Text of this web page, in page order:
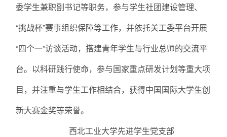
委学生兼职副书记等职务，参与学生社团建设管理、
“挑战杯”赛事组织保障等工作，并依托关工委平台开展
“四个一”访谈活动，搭建青年学生与行业总师的交流平
台。以科研践行使命，参与国家重点研发计划等重大项
目，并注重与学生工作相结合，获得中国国际大学生创
新大赛金奖等荣誉。
西北工业大学先进学生党支部